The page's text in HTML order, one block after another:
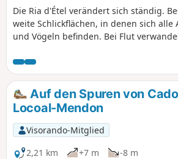
Die Ria d'Étel verändert sich ständig.
weite Schlickflächen, in denen sich alle
und Vögeln befinden. Bei Flut
Landesinneren sieht man ein
mit Pinienwäldern, die bis zur Küste
manchmal felsigem Boden. Und man
Farbenvielfalt. Ich war schon mehrmals
vom selben Ort sehen jedes Mal anders
Auf den Spuren von
Locoal-Mendon
Visorando-Mitglied
2,21 km
+7 m
-8 m